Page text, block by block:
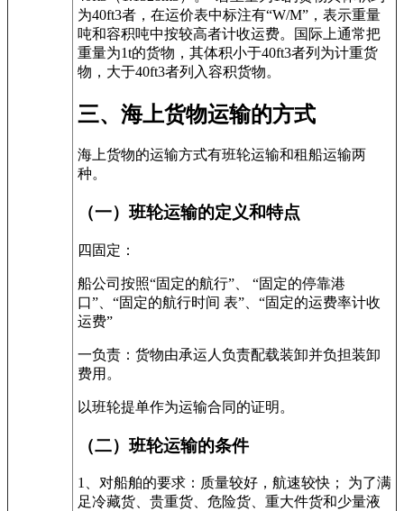
为40ft3者，在运价表中标注有“W/M”，表示重量
吨和容积吨中按较高者计收运费。国际上通常把
重量为1t的货物，其体积小于40ft3者列为计重货
物，大于40ft3者列入容积货物。
三、海上货物运输的方式
海上货物的运输方式有班轮运输和租船运输两
种。
（一）班轮运输的定义和特点
四固定：
船公司按照“固定的航行”、 “固定的停靠港
口”、“固定的航行时间 表”、“固定的运费率计收
运费”
一负责：货物由承运人负责配载装卸并负担装卸
费用。
以班轮提单作为运输合同的证明。
（二）班轮运输的条件
1
、对船舶的要求：质量较好，航速较快； 为了满
足冷藏货、贵重货、危险货、重大件货和少量液